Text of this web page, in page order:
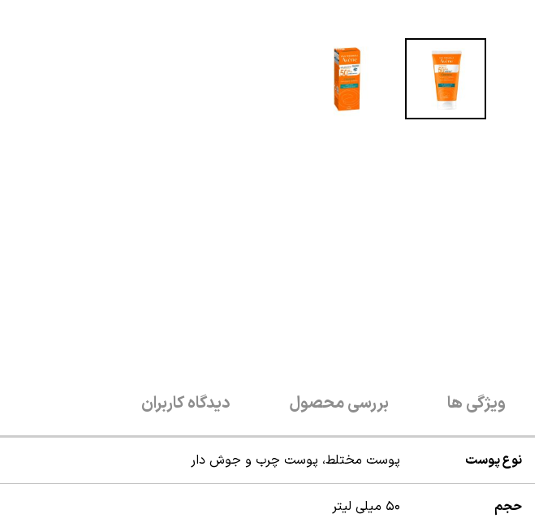
ویژگی ها بررسی محصول دیدگاه کاربران
نوع پوست پوست مختلط، پوست چرب و جوش دار
حجم ۵۰ میلی لیتر